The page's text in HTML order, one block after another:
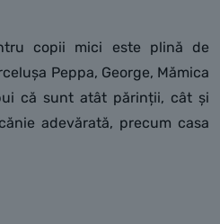
copii mici este plină de
Peppa, George, Mămica
că sunt atât părinții, cât și
adevărată, precum casa